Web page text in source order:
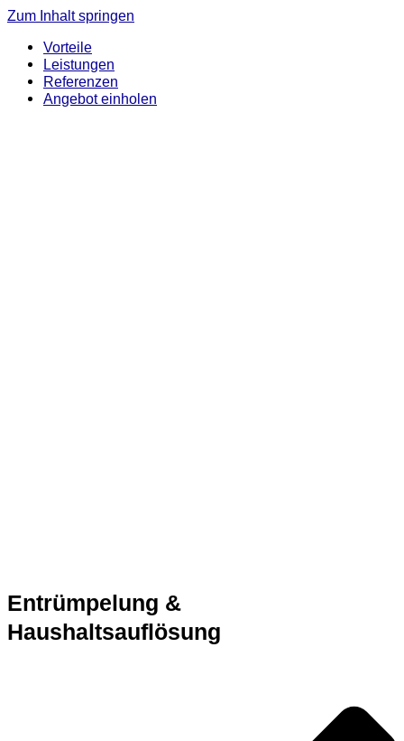
Zum Inhalt springen
Vorteile
Leistungen
Referenzen
Angebot einholen
Entrümpelung &
Haushaltsauflösung